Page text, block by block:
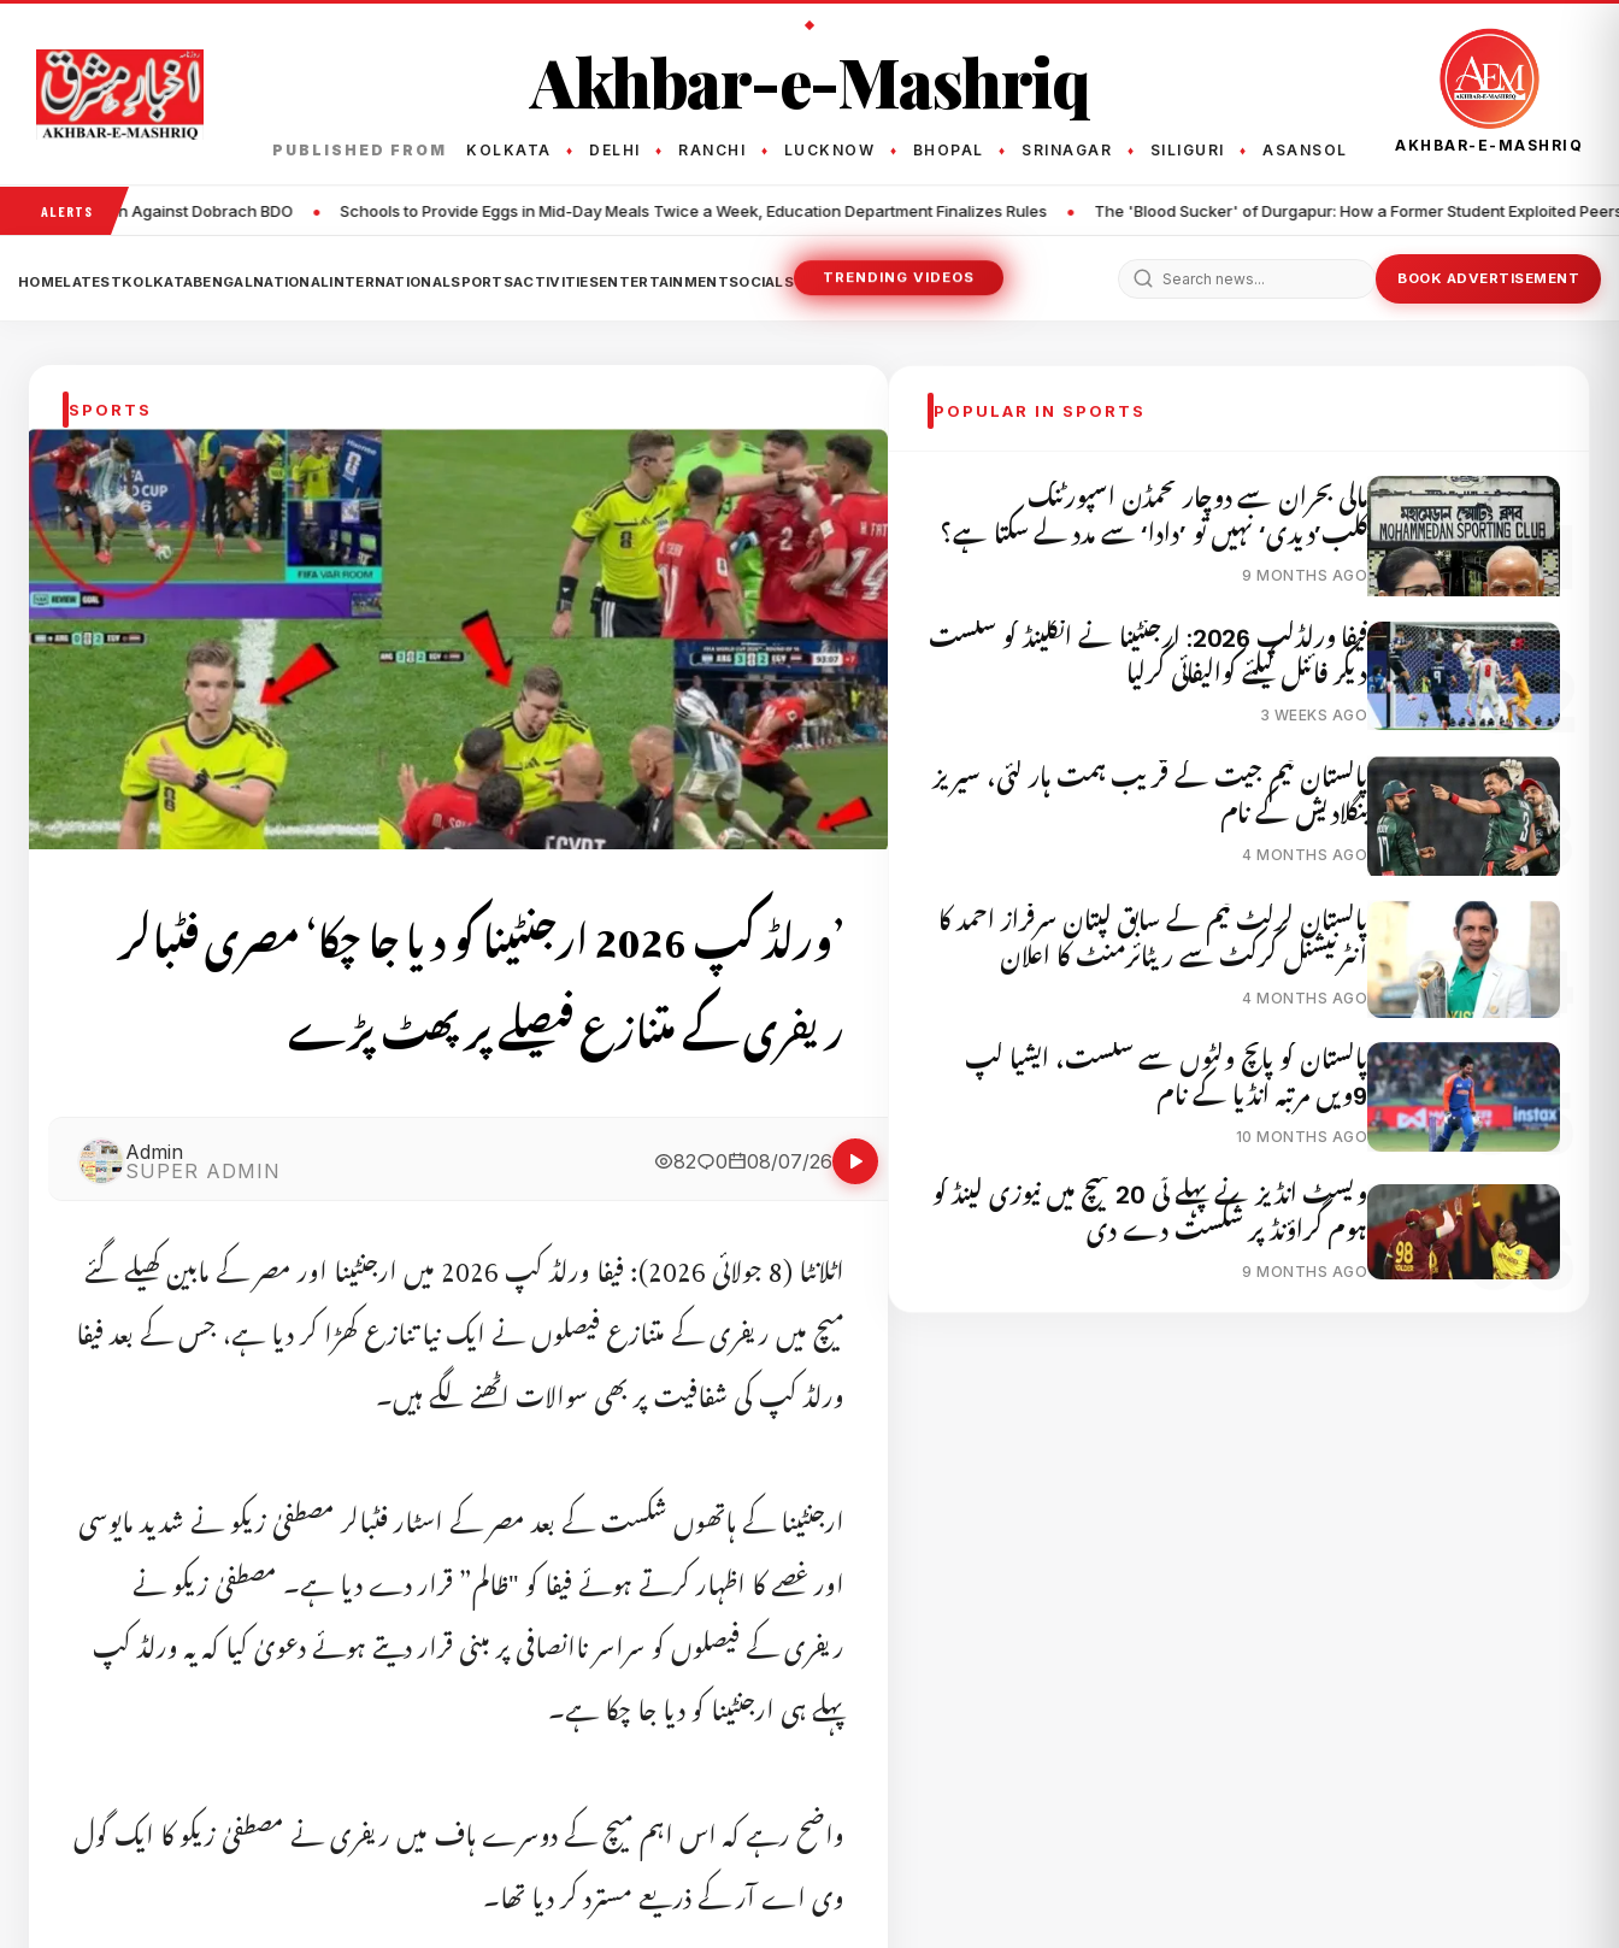
Akhbar-e-Mashriq
PUBLISHED FROM KOLKATA ♦ DELHI ♦ RANCHI ♦ LUCKNOW ♦ BHOPAL ♦ SRINAGAR ♦ SILIGURI ♦ ASANSOL AKHBAR-E-MASHRIQ
ALERTS
Dobrach BDO • Schools to Provide Eggs in Mid-Day Meals Twice a Week, Education Department Finalizes Rules • The 'Blood Sucker' of Durgapur: How a Former Student Exploited Peers for Blood • Nine
HOMELATESTKOLKATABENGALNATIONALINTERNATIONALSPORTSACTIVITIESENTERTAINMENTSOCIALS TRENDING VIDEOS BOOK ADVERTISEMENT
SPORTS
’ورلڈ کپ 2026 ارجنٹینا کو دیا جا چکا‘ مصری فٹبالر
ریفری کے متنازع فیصلے پر پھٹ پڑے
Admin
SUPER ADMIN
82 0 08/07/26
اٹلانٹا (8 جولائی 2026): فیفا ورلڈ کپ 2026 میں ارجنٹینا اور مصر کے مابین کھیلے گئے
میچ میں ریفری کے متنازع فیصلوں نے ایک نیا تنازع کھڑا کر دیا ہے، جس کے بعد فیفا
ورلڈ کپ کی شفافیت پر بھی سوالات اٹھنے لگے ہیں۔
ارجنٹینا کے ہاتھوں شکست کے بعد مصر کے اسٹار فٹبالر مصطفیٰ زیکو نے شدید مایوسی
اور غصے کا اظہار کرتے ہوئے فیفا کو "ظالم” قرار دے دیا ہے۔ مصطفیٰ زیکو نے
ریفری کے فیصلوں کو سراسر ناانصافی پر مبنی قرار دیتے ہوئے دعویٰ کیا کہ یہ ورلڈ کپ
پہلے ہی ارجنٹینا کو دیا جا چکا ہے۔
واضح رہے کہ اس اہم میچ کے دوسرے ہاف میں ریفری نے مصطفیٰ زیکو کا ایک گول
وی اے آر کے ذریعے مسترد کر دیا تھا۔
POPULAR IN SPORTS
مالی بحران سے دوچار محمڈن اسپورٹنگ
کلب’دیدی‘ نہیں تو ’دادا‘ سے مدد لے سکتا ہے؟
9 MONTHS AGO
فیفا ورلڈکپ 2026: ارجنٹینا نے انگلینڈ کو شکست
دیکر فائنل کیلئے کوالیفائی کرلیا
3 WEEKS AGO
پاکستان ٹیم جیت کے قریب ہمت ہار گئی، سیریز
بنگلادیش کے نام
4 MONTHS AGO
پاکستان کرکٹ ٹیم کے سابق کپتان سرفراز احمد کا
انٹرنیشنل کرکٹ سے ریٹائرمنٹ کا اعلان
4 MONTHS AGO
پاکستان کو پانچ وکٹوں سے شکست، ایشیا کپ
9ویں مرتبہ انڈیا کے نام
10 MONTHS AGO
ویسٹ انڈیز نے پہلے ٹی 20 میچ میں نیوزی لینڈ کو
ہوم گراؤنڈ پر شکست دے دی
9 MONTHS AGO